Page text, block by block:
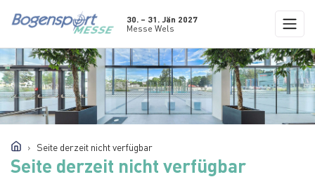
30. – 31. Jän 2027
Messe Wels
Seite derzeit nicht verfügbar
Seite derzeit nicht verfügbar